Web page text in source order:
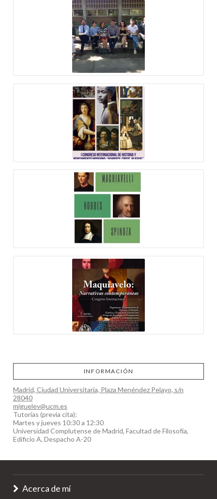
INFORMACIÓN
Madrid, Ciudad Universitaria, Plaza Menéndez Pelayo, s/n
28040
miguelev@ucm.es
Tutorías (previa cita):
Martes y jueves 10:30 a 12:30
Universidad Complutense de Madrid, Facultad de Filosofía,
Edificio A, Despacho A-20
Acerca de mí